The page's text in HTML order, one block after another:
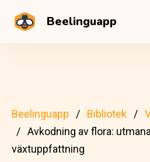
Beelinguapp
Beelinguapp Bibliotek
Avkodning av flora:
växtuppfattning